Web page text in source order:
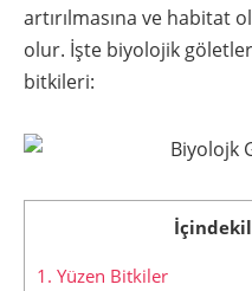
artırılmasına ve habitat
olur. İşte biyolojik
bitkileri:
1. Yüzen Bitkiler